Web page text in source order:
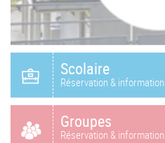
Scolaire
Réservation &
Groupes
Réservation &